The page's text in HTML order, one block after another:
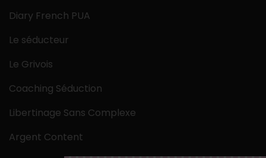
Diary French PUA
Le séducteur
Le Grivois
Coaching Séduction
Libertinage Sans Complexe
Argent Content